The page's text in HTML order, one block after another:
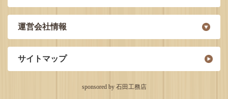
運営会社情報
サイトマップ
sponsored by 石田工務店